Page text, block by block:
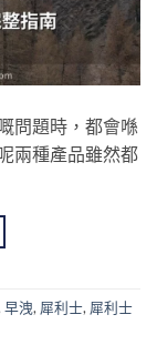
問題時，都會喺
兩種產品雖然都
早洩, 犀利士, 犀利士